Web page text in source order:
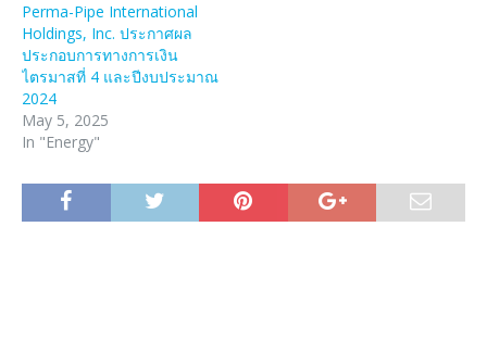
Perma-Pipe International
Holdings, Inc. ประกาศผล
ประกอบการทางการเงิน
ไตรมาสที่ 4 และปีงบประมาณ
2024
May 5, 2025
In "Energy"